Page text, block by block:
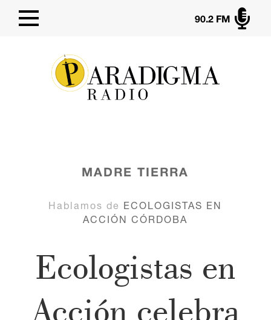

90.2 FM
MADRE TIERRA
Hablamos de ECOLOGISTAS EN
ACCIÓN CÓRDOBA
Ecologistas en
Acción celebra